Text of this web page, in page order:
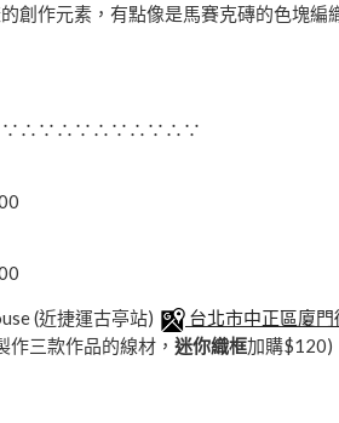
創作元素，有點像是馬賽克磚的色塊編
(近捷運古亭站)
台北市中正區廈
三款作品的線材， 迷你織框加購$120)